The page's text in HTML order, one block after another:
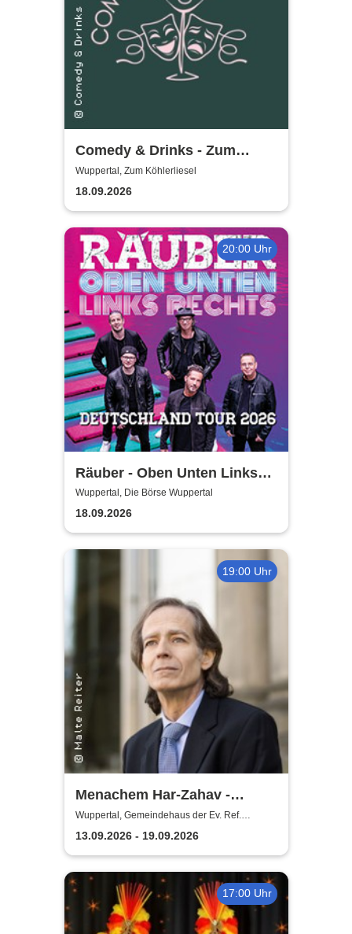
Comedy & Drinks - Zum
Köhlerliesel
Wuppertal, Zum Köhlerliesel
18.09.2026
20:00 Uhr
Räuber - Oben Unten Links
Rechts
Wuppertal, Die Börse Wuppertal
18.09.2026
19:00 Uhr
Menachem Har-Zahav -
Klassiker der romantischen
Klavierliteratur /
Meisterkonzert
Wuppertal, Gemeindehaus der Ev. Ref.
Gemeinde Ronsdorf
13.09.2026 - 19.09.2026
17:00 Uhr